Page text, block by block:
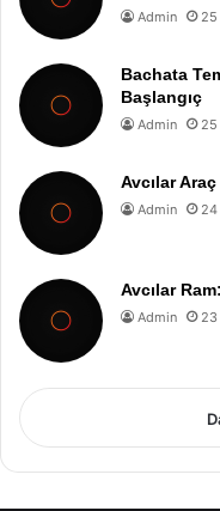
Admin 25
Bachata
Başlangıç
Admin 25
Avcılar
Admin 24
Avcılar
Admin 23